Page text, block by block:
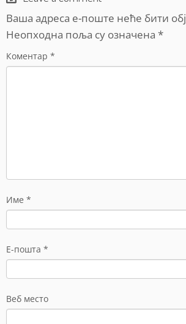
Ваша адреса е-поште неће бити
Неопходна поља су означена *
Коментар *
Име *
Е-пошта *
Веб место